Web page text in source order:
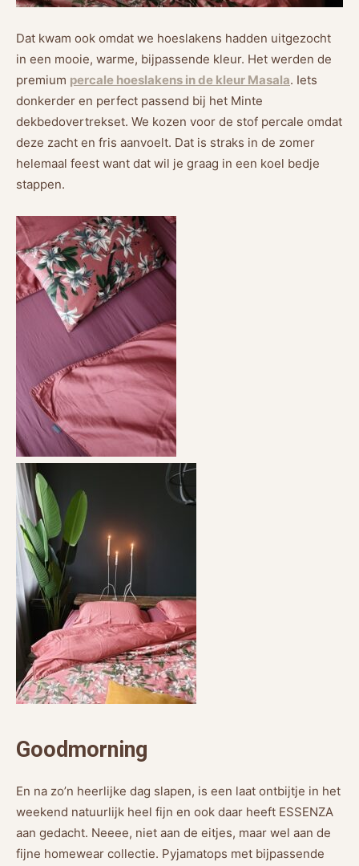
Dat kwam ook omdat we hoeslakens hadden uitgezocht
in een mooie, warme, bijpassende kleur. Het werden de
premium percale hoeslakens in de kleur Masala. Iets
donkerder en perfect passend bij het Minte
dekbedovertrekset. We kozen voor de stof percale omdat
deze zacht en fris aanvoelt. Dat is straks in de zomer
helemaal feest want dat wil je graag in een koel bedje
stappen.
Goodmorning
En na zo’n heerlijke dag slapen, is een laat ontbijtje in het
weekend natuurlijk heel fijn en ook daar heeft ESSENZA
aan gedacht. Neeee, niet aan de eitjes, maar wel aan de
fijne homewear collectie. Pyjamatops met bijpassende